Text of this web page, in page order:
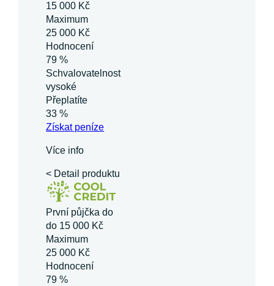
15 000 Kč
Maximum
25 000 Kč
Hodnocení
79 %
Schvalovatelnost
vysoké
Přeplatíte
33 %
Získatpeníze
Více info
< Detail produktu
První půjčka do
do 15 000 Kč
Maximum
25 000 Kč
Hodnocení
79 %